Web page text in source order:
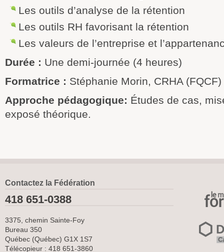
Les outils d’analyse de la rétention
Les outils RH favorisant la rétention
Les valeurs de l’entreprise et
Durée : Une demi-journée (4 heures)
Formatrice : Stéphanie Morin, CRHA (FQCF)
Approche pédagogique: Études de cas,
exposé théorique.
Contactez la Fédération
418 651-0388
3375, chemin Sainte-Foy
Bureau 350
Québec (Québec) G1X 1S7
Télécopieur : 418 651-3860